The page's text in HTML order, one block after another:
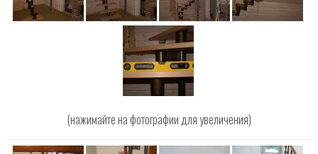
(нажимайте на фотографии для увеличения)